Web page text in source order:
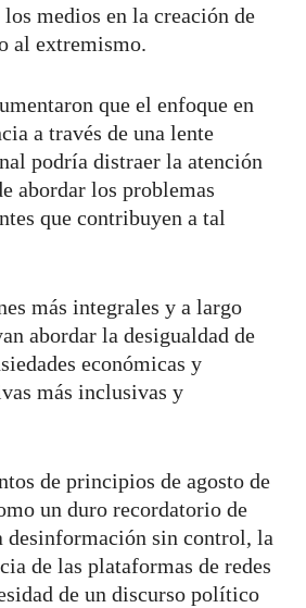
medios en la creación de
al extremismo.
que el enfoque en
a través de una lente
podría distraer la atención
abordar los problemas
que contribuyen a tal
más integrales y a largo
abordar la desigualdad de
económicas y
más inclusivas y
de principios de agosto de
un duro recordatorio de
desinformación sin control, la
de las plataformas de redes
de un discurso político